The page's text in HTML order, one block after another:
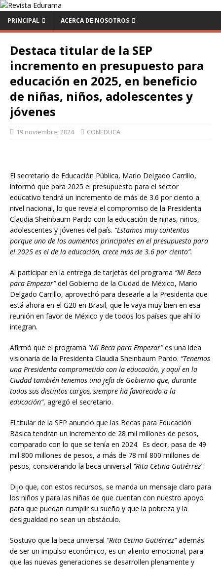
PRINCIPAL ACERCA DE NOSOTROS
Destaca titular de la SEP
incremento en presupuesto para
educación en 2025, en beneficio
de niñas, niños, adolescentes y
jóvenes
19 noviembre, 2024 CONEDUCA
El secretario de Educación Pública, Mario Delgado Carrillo,
informó que para 2025 el presupuesto para el sector
educativo tendrá un incremento de más de 3.6 por ciento a
nivel nacional, lo que revela el compromiso de la Presidenta
Claudia Sheinbaum Pardo con la educación de niñas, niños,
adolescentes y jóvenes del país. “Estamos muy contentos
porque uno de los aumentos principales en el presupuesto para
el 2025 es el de la educación, crece más de 3.6 por ciento”.
Al participar en la entrega de tarjetas del programa “Mi Beca
para Empezar”del Gobierno de la Ciudad de México, Mario
Delgado Carrillo, aprovechó para desearle a la Presidenta que
está ahora en el G20 en Brasil, que le vaya muy bien en esa
reunión en favor de México y de todos los países que ahí lo
integran.
Afirmó que el programa “Mi Beca para Empezar”es una idea
visionaria de la Presidenta Claudia Sheinbaum Pardo. “Tenemos
una Presidenta comprometida con la educación, y aquí en la
Ciudad también tenemos una jefa de Gobierno que, durante
todos sus distintos cargos, siempre ha favorecido a la
educación”, agregó el secretario.
El titular de la SEP anunció que las Becas para Educación
Básica tendrán un incremento de 28 mil millones de pesos,
comparado con lo que se tenía en 2024. Es decir, pasa de 49
mil 800 millones de pesos, a más de 78 mil 800 millones de
pesos, considerando la beca universal “Rita Cetina Gutiérrez”.
Dijo que, con estos recursos, se manda un mensaje claro para
los niños y para las niñas de que cuentan con nuestro apoyo
para que puedan cumplir su sueño y que la pobreza y la
desigualdad no sean un obstáculo.
Sostuvo que la beca universal “Rita Cetina Gutiérrez”además
de ser un impulso económico, es un aliento emocional, para
que las nuevas generaciones se desarrollen plenamente y